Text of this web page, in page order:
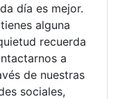
Canales,
día es mejor.
alguna
recuerda
a
de nuestras
sociales,